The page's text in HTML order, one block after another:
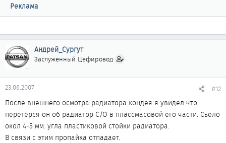
Реклама
Андрей_Сургут
Заслуженный Цефировод
23.06.2007 #12
После внешнего осмотра радиатора кондея я увидел что
перетёрся он об радиатор С/О в плассмасовой его части. Съело
окол 4-5 мм. угла пластиковой стойки радиатора.
В связи с этим пропайка отпадает.